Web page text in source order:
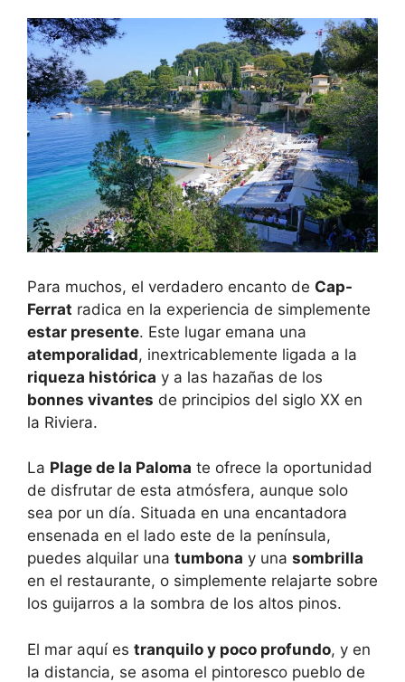
Para muchos, el verdadero encanto de Cap-
Ferrat radica en la experiencia de simplemente
estar presente. Este lugar emana una
atemporalidad, inextricablemente ligada a la
riqueza histórica y a las hazañas de los
bonnes vivantes de principios del siglo XX en
la Riviera.
La Plage de la Paloma te ofrece la oportunidad
de disfrutar de esta atmósfera, aunque solo
sea por un día. Situada en una encantadora
ensenada en el lado este de la península,
puedes alquilar una tumbona y una sombrilla
en el restaurante, o simplemente relajarte sobre
los guijarros a la sombra de los altos pinos.
El mar aquí es tranquilo y poco profundo, y en
la distancia, se asoma el pintoresco pueblo de